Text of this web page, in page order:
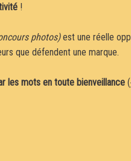
!
photos)est une réelle
que défendent une marque.
les mots en toute bienveillance (